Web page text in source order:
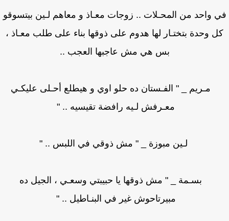
واحد من المحـلات .. زوجات معـاذ و معاهم لـين بيتسوقو
وحدة بتختـار لها هدوم على ذوقها بناء على طلب معـاذ ،
بس هي مش عاجبها العجب ..
مـريم _ " الفـستان ده حلو اوي و هيطلع أحـلى عليكـي
معـرفش لـيه رافضة تقيسيه .. "
لـين مبوزة _ " مش ذوقي في اللبس .. "
بسـمة _ " مش ذوقها يا حبيبتي وسعـي ، الجيل ده
مبيرتاحوش غير في البنـاطيل .. "